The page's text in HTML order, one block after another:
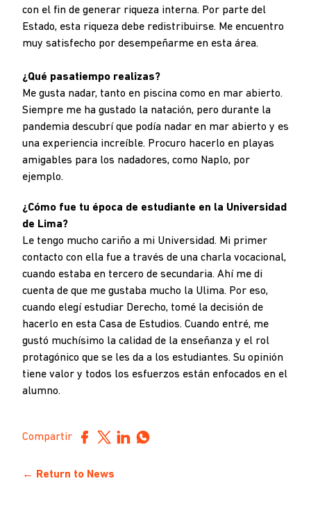
con el fin de generar riqueza interna. Por parte del
Estado, esta riqueza debe redistribuirse. Me encuentro
muy satisfecho por desempeñarme en esta área.
¿Qué pasatiempo realizas?
Me gusta nadar, tanto en piscina como en mar abierto.
Siempre me ha gustado la natación, pero durante la
pandemia descubrí que podía nadar en mar abierto y es
una experiencia increíble. Procuro hacerlo en playas
amigables para los nadadores, como Naplo, por
ejemplo.
¿Cómo fue tu época de estudiante en la Universidad
de Lima?
Le tengo mucho cariño a mi Universidad. Mi primer
contacto con ella fue a través de una charla vocacional,
cuando estaba en tercero de secundaria. Ahí me di
cuenta de que me gustaba mucho la Ulima. Por eso,
cuando elegí estudiar Derecho, tomé la decisión de
hacerlo en esta Casa de Estudios. Cuando entré, me
gustó muchísimo la calidad de la enseñanza y el rol
protagónico que se les da a los estudiantes. Su opinión
tiene valor y todos los esfuerzos están enfocados en el
alumno.
Compartir
← Return to News